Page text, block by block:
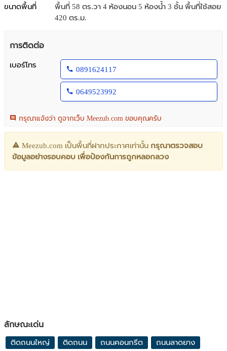
ขนาดพื้นที่
พื้นที่ 58 ตร.วา 4 ห้องนอน 5 ห้องน้ำ 3 ชั้น พื้นที่ใช้สอย
420 ตร.ม.
การติดต่อ
เบอร์โทร
0891624117
0649523992
กรุณาแจ้งว่า ดูจากเว็บ Meezub.com ขอบคุณครับ
Meezub.com เป็นพื้นที่ฝากประกาศเท่านั้น กรุณาตรวจสอบ
ข้อมูลอย่างรอบคอบ เพื่อป้องกันการถูกหลอกลวง
ลักษณะเด่น
ติดถนนใหญ่ ติดถนน ถนนคอนกรีต ถนนลาดยาง